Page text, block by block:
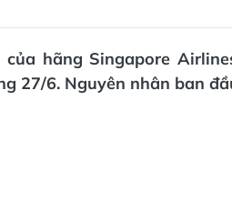
của hãng Singapore
27/6. Nguyên nhân ban